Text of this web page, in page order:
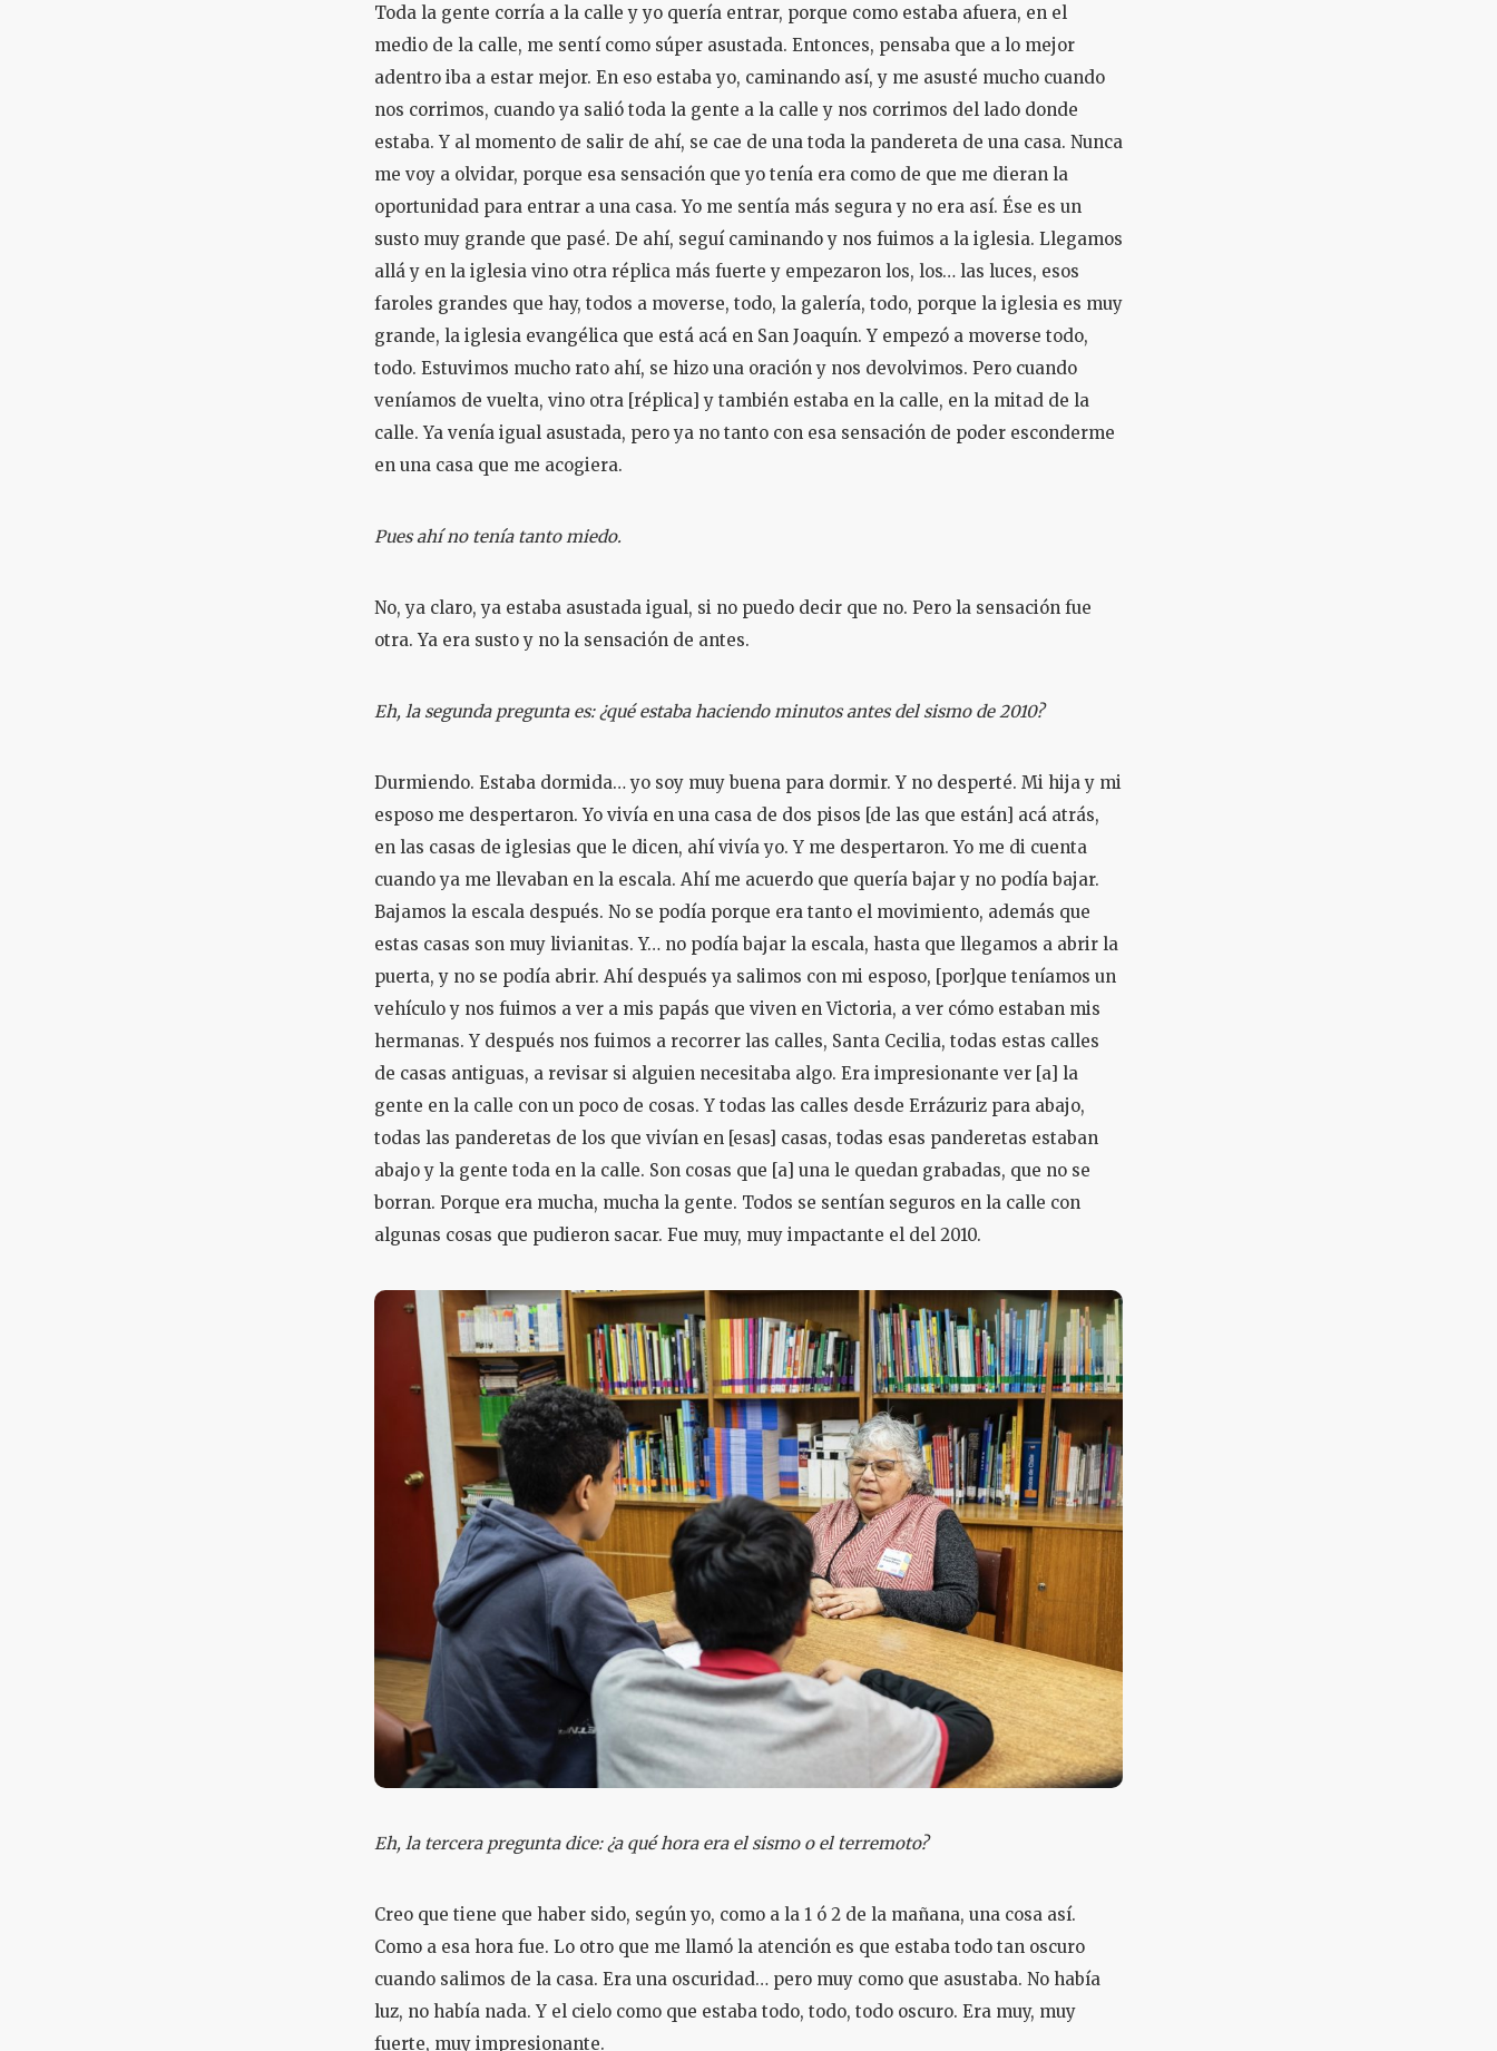
Toda la gente corría a la calle y yo quería entrar, porque como estaba afuera, en el
medio de la calle, me sentí como súper asustada. Entonces, pensaba que a lo mejor
adentro iba a estar mejor. En eso estaba yo, caminando así, y me asusté mucho cuando
nos corrimos, cuando ya salió toda la gente a la calle y nos corrimos del lado donde
estaba. Y al momento de salir de ahí, se cae de una toda la pandereta de una casa. Nunca
me voy a olvidar, porque esa sensación que yo tenía era como de que me dieran la
oportunidad para entrar a una casa. Yo me sentía más segura y no era así. Ése es un
susto muy grande que pasé. De ahí, seguí caminando y nos fuimos a la iglesia. Llegamos
allá y en la iglesia vino otra réplica más fuerte y empezaron los, los… las luces, esos
faroles grandes que hay, todos a moverse, todo, la galería, todo, porque la iglesia es muy
grande, la iglesia evangélica que está acá en San Joaquín. Y empezó a moverse todo,
todo. Estuvimos mucho rato ahí, se hizo una oración y nos devolvimos. Pero cuando
veníamos de vuelta, vino otra [réplica] y también estaba en la calle, en la mitad de la
calle. Ya venía igual asustada, pero ya no tanto con esa sensación de poder esconderme
en una casa que me acogiera.
Pues ahí no tenía tanto miedo.
No, ya claro, ya estaba asustada igual, si no puedo decir que no. Pero la sensación fue
otra. Ya era susto y no la sensación de antes.
Eh, la segunda pregunta es: ¿qué estaba haciendo minutos antes del sismo de 2010?
Durmiendo. Estaba dormida… yo soy muy buena para dormir. Y no desperté. Mi hija y mi
esposo me despertaron. Yo vivía en una casa de dos pisos [de las que están] acá atrás,
en las casas de iglesias que le dicen, ahí vivía yo. Y me despertaron. Yo me di cuenta
cuando ya me llevaban en la escala. Ahí me acuerdo que quería bajar y no podía bajar.
Bajamos la escala después. No se podía porque era tanto el movimiento, además que
estas casas son muy livianitas. Y… no podía bajar la escala, hasta que llegamos a abrir la
puerta, y no se podía abrir. Ahí después ya salimos con mi esposo, [por]que teníamos un
vehículo y nos fuimos a ver a mis papás que viven en Victoria, a ver cómo estaban mis
hermanas. Y después nos fuimos a recorrer las calles, Santa Cecilia, todas estas calles
de casas antiguas, a revisar si alguien necesitaba algo. Era impresionante ver [a] la
gente en la calle con un poco de cosas. Y todas las calles desde Errázuriz para abajo,
todas las panderetas de los que vivían en [esas] casas, todas esas panderetas estaban
abajo y la gente toda en la calle. Son cosas que [a] una le quedan grabadas, que no se
borran. Porque era mucha, mucha la gente. Todos se sentían seguros en la calle con
algunas cosas que pudieron sacar. Fue muy, muy impactante el del 2010.
Eh, la tercera pregunta dice: ¿a qué hora era el sismo o el terremoto?
Creo que tiene que haber sido, según yo, como a la 1 ó 2 de la mañana, una cosa así.
Como a esa hora fue. Lo otro que me llamó la atención es que estaba todo tan oscuro
cuando salimos de la casa. Era una oscuridad… pero muy como que asustaba. No había
luz, no había nada. Y el cielo como que estaba todo, todo, todo oscuro. Era muy, muy
fuerte, muy impresionante.